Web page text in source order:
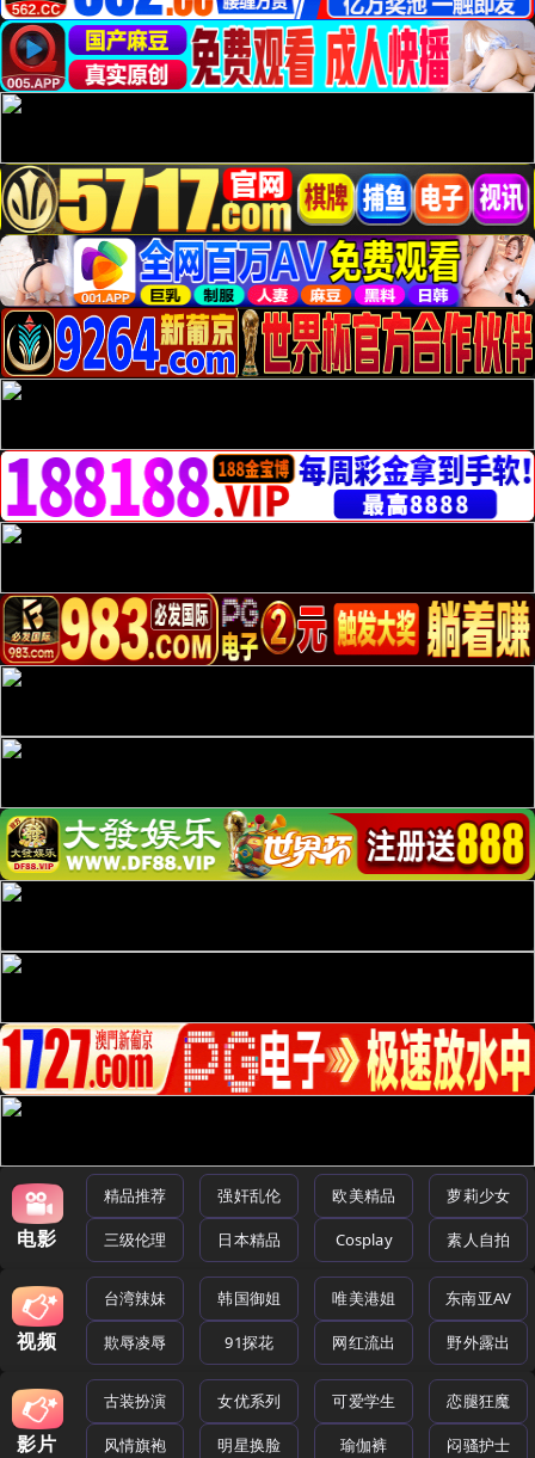
电影
精品推荐 强奸乱伦 欧美精品 萝莉少女
三级伦理 日本精品 Cosplay 素人自拍
视频
台湾辣妹 韩国御姐 唯美港姐 东南亚AV
欺辱凌辱 91探花 网红流出 野外露出
影片
古装扮演 女优系列 可爱学生 恋腿狂魔
风情旗袍 明星换脸 瑜伽裤 闷骚护士